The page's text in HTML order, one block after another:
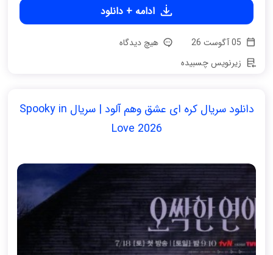
ادامه + دانلود
هیچ دیدگاه
زیرنویس چسبیده
دانلود سریال کره ای عشق وهم آلود | سریال Spooky in
Love 2026